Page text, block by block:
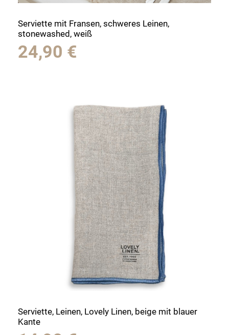
Serviette mit Fransen, schweres Leinen,
stonewashed, weiß
24,90 €
Serviette, Leinen, Lovely Linen, beige mit blauer
Kante